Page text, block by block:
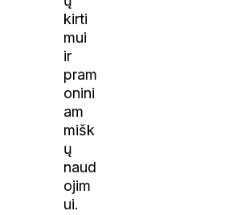
kirti
mui
ir
pram
onini
am
mišk
ų
naud
ojim
ui.